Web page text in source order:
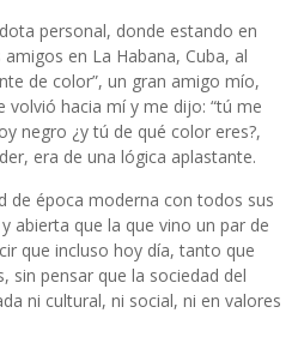
personal, donde estando en
en La Habana, Cuba, al
de color”, un gran amigo mío,
hacia mí y me dijo: “tú me
negro ¿y tú de qué color eres?,
era de una lógica aplastante.
de época moderna con todos sus
abierta que la que vino un par de
que incluso hoy día, tanto que
sin pensar que la sociedad del
ni cultural, ni social, ni en valores